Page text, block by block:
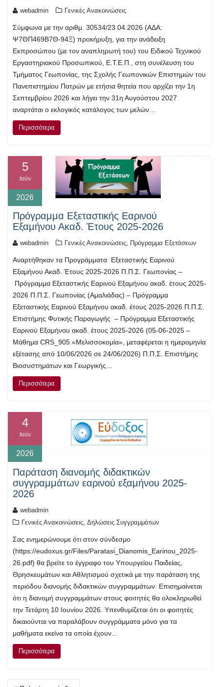
webadmin Γενικές Ανακοινώσεις
Σύμφωνα με την αριθμ. 30534/23.04.2026 (ΑΔΑ:
Ψ7ΘΠ469Β7Θ-94Ξ) προκήρυξη, για την ανάδειξη
Εκπροσώπου (με τον αναπληρωτή του) του Ειδικού Τεχνικού
Εργαστηριακού Προσωπικού, Ε.Τ.Ε.Π., στη συνέλευση του
Τμήματος Γεωπονίας, της Σχολής Γεωπονικών Επιστημών του
Πανεπιστημίου Πατρών με ετήσια θητεία που αρχίζει την 1η
Σεπτεμβρίου 2026 και λήγει την 31η Αυγούστου 2027
αναρτάται ο εκλογικός κατάλογος των μελών…
Περισσότερα
5
Ιούν
2026
Πρόγραμμα Εξεταστικής Εαρινού
Εξαμήνου Ακαδ. Έτους 2025-2026
webadmin Γενικές Ανακοινώσεις, Πρόγραμμα Εξετάσεων
Αναρτήθηκαν τα Προγράμματα Εξεταστικής Εαρινού
Εξαμήνου Ακαδ. Έτους 2025-2026 Π.Π.Σ. Γεωπονίας –
Πρόγραμμα Εξεταστικής Εαρινού Εξαμήνου ακαδ. έτους 2025-
2026 Π.Π.Σ. Γεωπονίας (Αμαλιάδας) – Πρόγραμμα
Εξεταστικής Εαρινού Εξαμήνου ακαδ. έτους 2025-2026 Π.Π.Σ.
Επιστήμης Φυτικής Παραγωγής – Πρόγραμμα Εξεταστικής
Εαρινού Εξαμήνου ακαδ. έτους 2025-2026 (05-06-2025 –
Μάθημα CRS_905 «Μελισσοκομία», μεταφέρεται η ημερομηνία
εξέτασης από 10/06/2026 σε 24/06/2026) Π.Π.Σ. Επιστήμης
Βιοσυστημάτων και Γεωργικής…
Περισσότερα
4
Ιούν
2026
Παράταση διανομής διδακτικών
συγγραμμάτων εαρινού εξαμήνου 2025-
2026
webadmin
Γενικές Ανακοινώσεις Δηλώσεις Συγγραμμάτων
Σας ενημερώνουμε ότι στον σύνδεσμο
(https://eudoxus.gr/Files/Paratasi_Dianomis_Earinou_2025-
26.pdf) θα βρείτε το έγγραφο του Υπουργείου Παιδείας,
Θρησκευμάτων και Αθλητισμού σχετικά με την παράταση της
περιόδου διανομής διδακτικών συγγραμμάτων. Επισημαίνεται
ότι η διανομή συγγραμμάτων στους φοιτητές θα ολοκληρωθεί
την Τετάρτη 10 Ιουνίου 2026. Υπενθυμίζεται ότι οι φοιτητές
δικαιούνται να παραλάβουν συγγράμματα μόνο για τα
μαθήματα εκείνα τα οποία έχουν…
Περισσότερα
Πλοήγηση